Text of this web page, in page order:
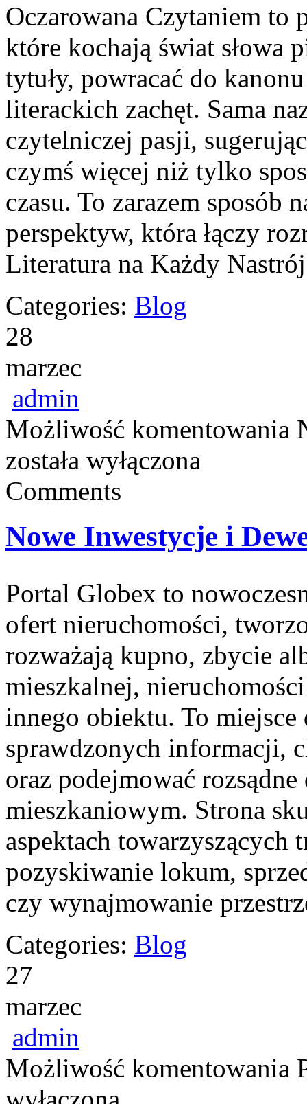
Oczarowana Czytaniem to
które kochają świat słowa
tytuły, powracać do
literackich zachęt. Sama
czytelniczej pasji,
czymś więcej niż tylko
czasu. To zarazem sposób
perspektyw, która łączy
Literatura na Każdy
Categories: Blog
28
marzec
admin
Możliwość komentowania
została wyłączona
Comments
Nowe Inwestycje i
Portal Globex to
ofert nieruchomości,
rozważają kupno, zbycie
mieszkalnej,
innego obiektu. To
sprawdzonych informacji,
oraz podejmować
mieszkaniowym. Strona
aspektach towarzyszących
pozyskiwanie lokum,
czy wynajmowanie
Categories: Blog
27
marzec
admin
Możliwość komentowania